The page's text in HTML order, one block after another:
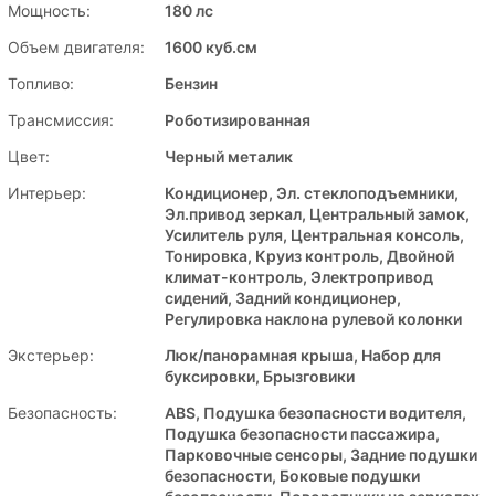
Мощность:
180 лс
Объем двигателя:
1600 куб.см
Топливо:
Бензин
Трансмиссия:
Роботизированная
Цвет:
Черный металик
Интерьер:
Кондиционер, Эл. стеклоподъемники,
Эл.привод зеркал, Центральный замок,
Усилитель руля, Центральная консоль,
Тонировка, Круиз контроль, Двойной
климат-контроль, Электропривод
сидений, Задний кондиционер,
Регулировка наклона рулевой колонки
Экстерьер:
Люк/панорамная крыша, Набор для
буксировки, Брызговики
Безопасность:
ABS, Подушка безопасности водителя,
Подушка безопасности пассажира,
Парковочные сенсоры, Задние подушки
безопасности, Боковые подушки